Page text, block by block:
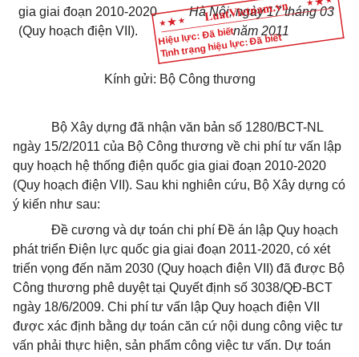
Hiệu lực: Đã biết
Tình trạng hiệu lực: Đã biết
gia giai đoạn 2010-2020
(Quy hoạch điện VII).
Hà Nội, ngày 17 tháng 03
năm 2011
Kính gửi: Bộ Công thương
Bộ Xây dựng đã nhận văn bản số 1280/BCT-NL
ngày 15/2/2011 của Bộ Công thương về chi phí tư vấn lập
quy hoạch hệ thống điện quốc gia giai đoạn 2010-2020
(Quy hoạch điện VII). Sau khi nghiên cứu, Bộ Xây dựng có
ý kiến như sau:
Đề cương và dự toán chi phí Đề án lập Quy hoạch
phát triển Điện lực quốc gia giai đoạn 2011-2020, có xét
triển vọng đến năm 2030 (Quy hoạch điện VII) đã được Bộ
Công thương phê duyệt tại Quyết định số 3038/QĐ-BCT
ngày 18/6/2009. Chi phí tư vấn lập Quy hoạch điện VII
được xác định bằng dự toán căn cứ nội dung công việc tư
vấn phải thực hiện, sản phẩm công việc tư vấn. Dự toán